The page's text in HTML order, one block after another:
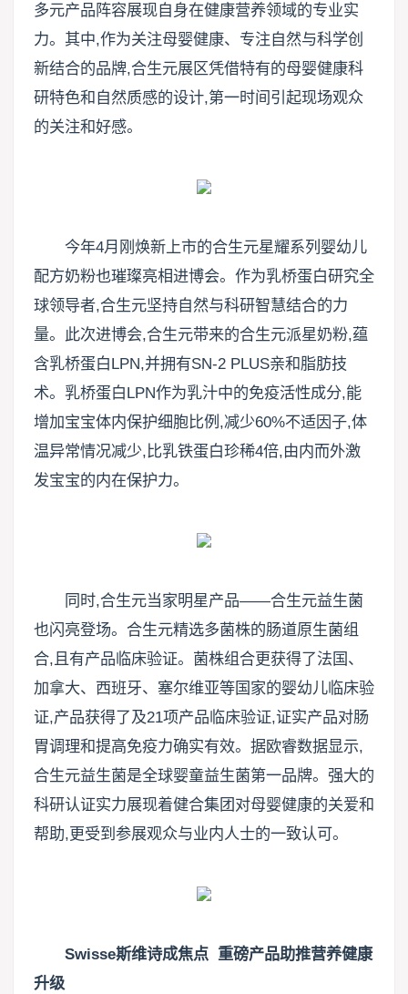
多元产品阵容展现自身在健康营养领域的专业实
力。其中,作为关注母婴健康、专注自然与科学创
新结合的品牌,合生元展区凭借特有的母婴健康科
研特色和自然质感的设计,第一时间引起现场观众
的关注和好感。
今年4月刚焕新上市的合生元星耀系列婴幼儿
配方奶粉也璀璨亮相进博会。作为乳桥蛋白研究全
球领导者,合生元坚持自然与科研智慧结合的力
量。此次进博会,合生元带来的合生元派星奶粉,蕴
含乳桥蛋白LPN,并拥有SN-2 PLUS亲和脂肪技
术。乳桥蛋白LPN作为乳汁中的免疫活性成分,能
增加宝宝体内保护细胞比例,减少60%不适因子,体
温异常情况减少,比乳铁蛋白珍稀4倍,由内而外激
发宝宝的内在保护力。
同时,合生元当家明星产品——合生元益生菌
也闪亮登场。合生元精选多菌株的肠道原生菌组
合,且有产品临床验证。菌株组合更获得了法国、
加拿大、西班牙、塞尔维亚等国家的婴幼儿临床验
证,产品获得了及21项产品临床验证,证实产品对肠
胃调理和提高免疫力确实有效。据欧睿数据显示,
合生元益生菌是全球婴童益生菌第一品牌。强大的
科研认证实力展现着健合集团对母婴健康的关爱和
帮助,更受到参展观众与业内人士的一致认可。
Swisse斯维诗成焦点 重磅产品助推营养健康
升级